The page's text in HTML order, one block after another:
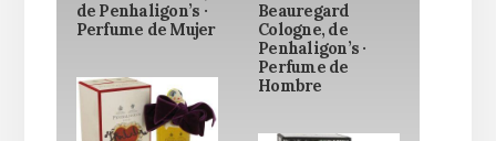
de Penhaligon’s ·
Perfume de Mujer
Beauregard
Cologne, de
Penhaligon’s ·
Perfume de
Hombre